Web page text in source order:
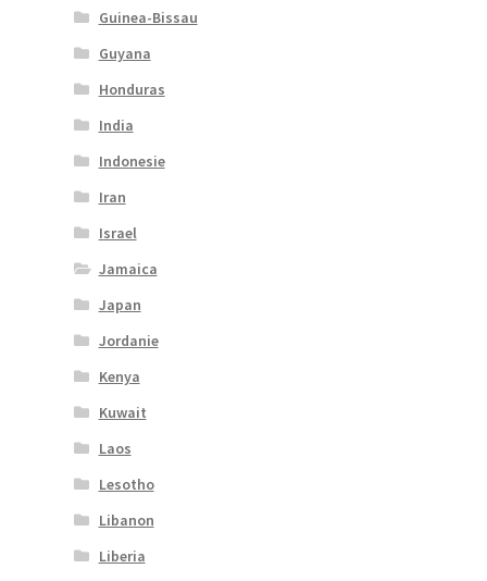
Guinea-Bissau
Guyana
Honduras
India
Indonesie
Iran
Israel
Jamaica
Japan
Jordanie
Kenya
Kuwait
Laos
Lesotho
Libanon
Liberia